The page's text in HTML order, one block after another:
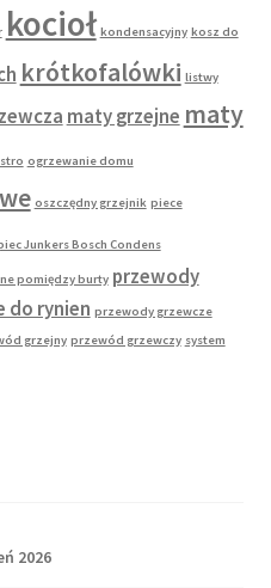
kocioł kondensacyjny kosz do
krótkofalówki listwy
maty grzejne maty
ogrzewanie domu
oszczędny grzejnik piece
Junkers Bosch Condens
pomiędzy burty przewody
do rynien przewody grzewcze
grzejny przewód grzewczy system
2026